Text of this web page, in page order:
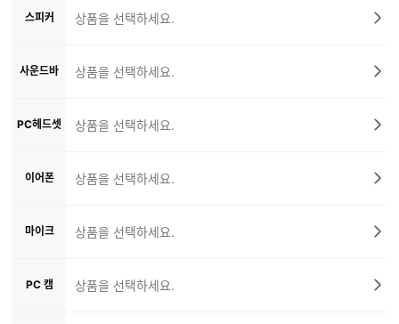
스피커 상품을 선택하세요.
사운드바 상품을 선택하세요.
PC헤드셋 상품을 선택하세요.
이어폰 상품을 선택하세요.
마이크 상품을 선택하세요.
PC 캠 상품을 선택하세요.